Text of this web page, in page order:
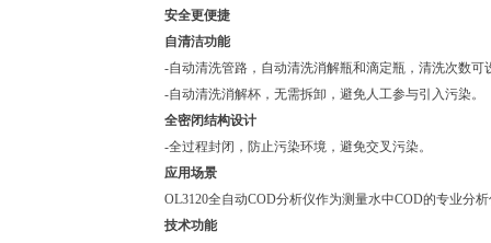
安全更便捷
自清洁功能
-自动清洗管路，自动清洗消解瓶和滴定瓶，清洗次数可
-自动清洗消解杯，无需拆卸，避免人工参与引入污染。
全密闭结构设计
-全过程封闭，防止污染环境，避免交叉污染。
应用场景
OL3120全自动COD分析仪作为测量水中COD的专业分
技术功能